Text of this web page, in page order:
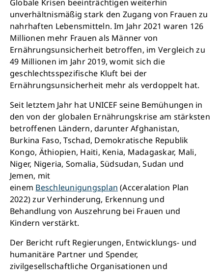
Globale Krisen beeinträchtigen weiterhin
unverhältnismäßig stark den Zugang von Frauen zu
nahrhaften Lebensmitteln. Im Jahr 2021 waren 126
Millionen mehr Frauen als Männer von
Ernährungsunsicherheit betroffen, im Vergleich zu
49 Millionen im Jahr 2019, womit sich die
geschlechtsspezifische Kluft bei der
Ernährungsunsicherheit mehr als verdoppelt hat.
Seit letztem Jahr hat UNICEF seine Bemühungen in
den von der globalen Ernährungskrise am stärksten
betroffenen Ländern, darunter Afghanistan,
Burkina Faso, Tschad, Demokratische Republik
Kongo, Äthiopien, Haiti, Kenia, Madagaskar, Mali,
Niger, Nigeria, Somalia, Südsudan, Sudan und
Jemen, mit
einem Beschleunigungsplan (Acceralation Plan
2022) zur Verhinderung, Erkennung und
Behandlung von Auszehrung bei Frauen und
Kindern verstärkt.
Der Bericht ruft Regierungen, Entwicklungs- und
humanitäre Partner und Spender,
zivilgesellschaftliche Organisationen und
Retten Sie noch heute Leben
Schon 50 Cent am Tag können Großes
bewirken: z.B. monatlich 25.000 Liter
sauberes Trinkwasser zur Verfügung stellen.
Sauberes Trinkwasser bedeutet: weniger
Krankheit, mehr Kindheit, bessere Zukunft.
Jetzt Leben retten